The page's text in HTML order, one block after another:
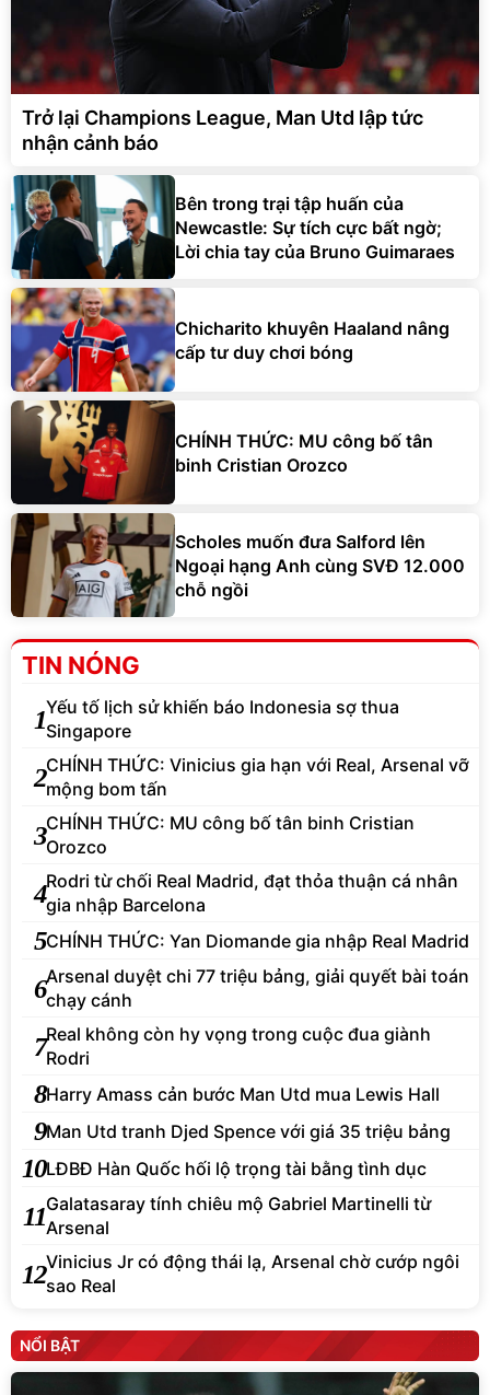
Trở lại Champions League, Man Utd lập tức
nhận cảnh báo
Bên trong trại tập huấn của
Newcastle: Sự tích cực bất ngờ;
Lời chia tay của Bruno Guimaraes
Chicharito khuyên Haaland nâng
cấp tư duy chơi bóng
CHÍNH THỨC: MU công bố tân
binh Cristian Orozco
Scholes muốn đưa Salford lên
Ngoại hạng Anh cùng SVĐ 12.000
chỗ ngồi
TIN NÓNG
1Yếu tố lịch sử khiến báo Indonesia sợ thua
Singapore
2CHÍNH THỨC: Vinicius gia hạn với Real, Arsenal vỡ
mộng bom tấn
3CHÍNH THỨC: MU công bố tân binh Cristian
Orozco
4Rodri từ chối Real Madrid, đạt thỏa thuận cá nhân
gia nhập Barcelona
5CHÍNH THỨC: Yan Diomande gia nhập Real Madrid
6Arsenal duyệt chi 77 triệu bảng, giải quyết bài toán
chạy cánh
7Real không còn hy vọng trong cuộc đua giành
Rodri
8Harry Amass cản bước Man Utd mua Lewis Hall
9Man Utd tranh Djed Spence với giá 35 triệu bảng
10LĐBĐ Hàn Quốc hối lộ trọng tài bằng tình dục
11Galatasaray tính chiêu mộ Gabriel Martinelli từ
Arsenal
12Vinicius Jr có động thái lạ, Arsenal chờ cướp ngôi
sao Real
NỔI BẬT